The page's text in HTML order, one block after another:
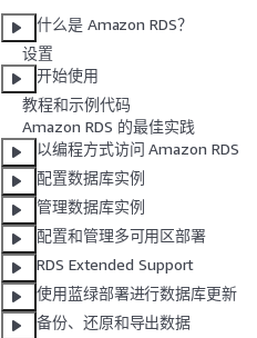
什么是 Amazon RDS？
设置
开始使用
教程和示例代码
Amazon RDS 的最佳实践
以编程方式访问 Amazon RDS
配置数据库实例
管理数据库实例
配置和管理多可用区部署
RDS Extended Support
使用蓝绿部署进行数据库更新
备份、还原和导出数据